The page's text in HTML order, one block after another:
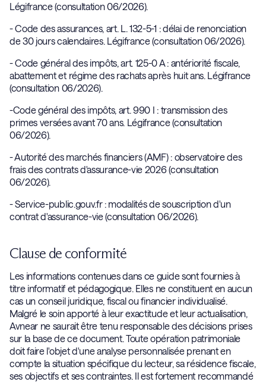
Légifrance (consultation 06/2026).
- Code des assurances, art. L. 132-5-1 : délai de renonciation
de 30 jours calendaires. Légifrance (consultation 06/2026).
- Code général des impôts, art. 125-0 A : antériorité fiscale,
abattement et régime des rachats après huit ans. Légifrance
(consultation 06/2026).
-Code général des impôts, art. 990 I : transmission des
primes versées avant 70 ans. Légifrance (consultation
06/2026).
- Autorité des marchés financiers (AMF) : observatoire des
frais des contrats d'assurance-vie 2026 (consultation
06/2026).
- Service-public.gouv.fr : modalités de souscription d'un
contrat d'assurance-vie (consultation 06/2026).
Clause de conformité
Les informations contenues dans ce guide sont fournies à
titre informatif et pédagogique. Elles ne constituent en aucun
cas un conseil juridique, fiscal ou financier individualisé.
Malgré le soin apporté à leur exactitude et leur actualisation,
Avnear ne saurait être tenu responsable des décisions prises
sur la base de ce document. Toute opération patrimoniale
doit faire l'objet d'une analyse personnalisée prenant en
compte la situation spécifique du lecteur, sa résidence fiscale,
ses objectifs et ses contraintes. Il est fortement recommandé